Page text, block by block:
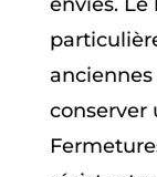
conserver